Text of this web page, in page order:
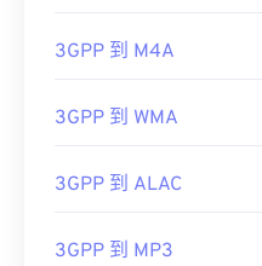
3GPP 到 M4A
3GPP 到 WMA
3GPP 到 ALAC
3GPP 到 MP3